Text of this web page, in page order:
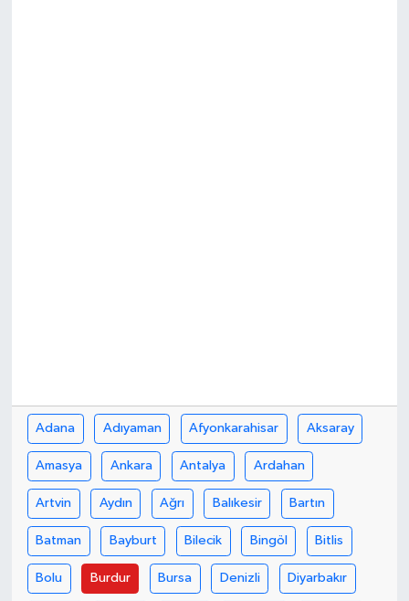
Adana Adıyaman Afyonkarahisar Aksaray
Amasya Ankara Antalya Ardahan
Artvin Aydın Ağrı Balıkesir Bartın
Batman Bayburt Bilecik Bingöl Bitlis
Bolu Burdur Bursa Denizli Diyarbakır